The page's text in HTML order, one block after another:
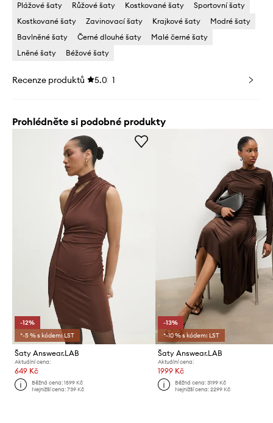
Plážové šaty
Růžové šaty Kostkované šaty
Sportovní šaty
Kostkované šaty
Zavinovací šaty Krajkové šaty
Modré šaty
Bavlněné šaty
Černé dlouhé šaty
Malé černé šaty
Lněné šaty
Béžové šaty
Recenze produktů 5.0 1
Prohlédněte si podobné produkty
-12%
*-5 % s kódem: LST
Šaty Answear.LAB
Aktuální cena:
649 Kč
Běžná cena:1599 Kč
Nejnižší cena:739 Kč
-13%
*-10 % s kódem: LST
Šaty Answear.LAB
Aktuální cena:
1999 Kč
Běžná cena: 3199 Kč
Nejnižší cena: 2299 Kč